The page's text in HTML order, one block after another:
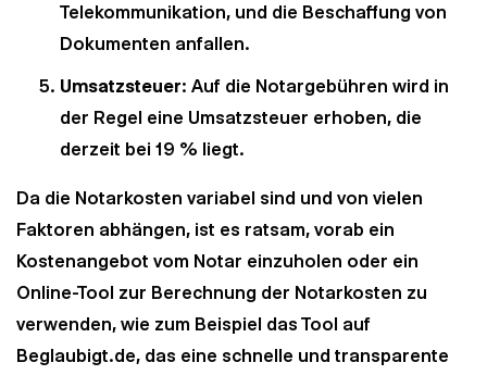
Telekommunikation, und die Beschaffung von
Dokumenten anfallen.
Umsatzsteuer: Auf die Notargebühren wird in
der Regel eine Umsatzsteuer erhoben, die
derzeit bei 19 % liegt.
Da die Notarkosten variabel sind und von vielen
Faktoren abhängen, ist es ratsam, vorab ein
Kostenangebot vom Notar einzuholen oder ein
Online-Tool zur Berechnung der Notarkosten zu
verwenden, wie zum Beispiel das Tool auf
Beglaubigt.de, das eine schnelle und transparente